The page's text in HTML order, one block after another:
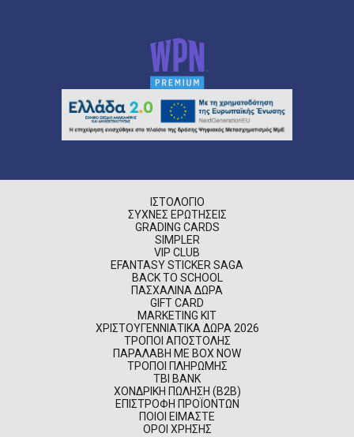
ΙΣΤΟΛΌΓΙΟ
ΣΥΧΝΈΣ ΕΡΩΤΉΣΕΙΣ
GRADING CARDS
SIMPLER
VIP CLUB
EFANTASY STICKER SAGA
BACK TO SCHOOL
ΠΑΣΧΑΛΙΝΆ ΔΏΡΑ
GIFT CARD
MARKETING KIT
ΧΡΙΣΤΟΥΓΕΝΝΙΆΤΙΚΑ ΔΏΡΑ 2026
ΤΡΌΠΟΙ ΑΠΟΣΤΟΛΉΣ
ΠΑΡΑΛΑΒΉ ΜΕ BOX NOW
ΤΡΌΠΟΙ ΠΛΗΡΩΜΉΣ
TBI BANK
ΧΟΝΔΡΙΚΉ ΠΏΛΗΣΗ (B2B)
ΕΠΙΣΤΡΟΦΉ ΠΡΟΪΌΝΤΩΝ
ΠΟΙΟΊ ΕΊΜΑΣΤΕ
ΌΡΟΙ ΧΡΉΣΗΣ